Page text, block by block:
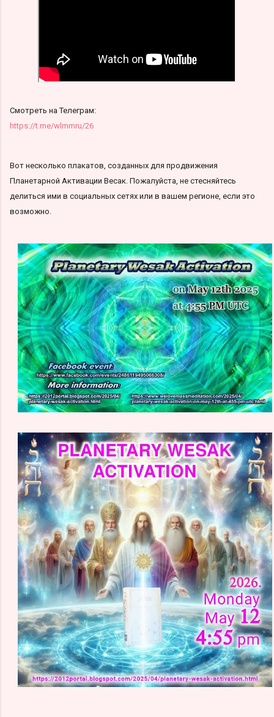
Смотреть на Телеграм:
https://t.me/wlmmru/26
Вот несколько плакатов, созданных для продвижения
Планетарной Активации Весак. Пожалуйста, не стесняйтесь
делиться ими в социальных сетях или в вашем регионе, если это
возможно.